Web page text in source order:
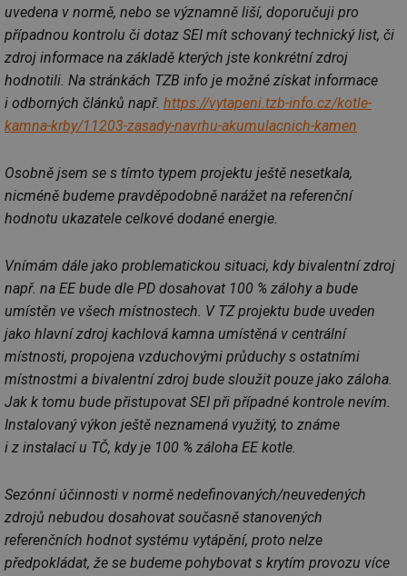
uvedena v normě, nebo se významně liší, doporučuji pro
případnou kontrolu či dotaz SEI mít schovaný technický list, či
zdroj informace na základě kterých jste konkrétní zdroj
hodnotili. Na stránkách TZB info je možné získat informace
i odborných článků např. https://vytapeni.tzb-info.cz/kotle-
kamna-krby/11203-zasady-navrhu-akumulacnich-kamen
Osobně jsem se s tímto typem projektu ještě nesetkala,
nicméně budeme pravděpodobně narážet na referenční
hodnotu ukazatele celkové dodané energie.
Vnímám dále jako problematickou situaci, kdy bivalentní zdroj
např. na EE bude dle PD dosahovat 100 % zálohy a bude
umístěn ve všech místnostech. V TZ projektu bude uveden
jako hlavní zdroj kachlová kamna umístěná v centrální
místnosti, propojena vzduchovými průduchy s ostatními
místnostmi a bivalentní zdroj bude sloužit pouze jako záloha.
Jak k tomu bude přistupovat SEI při případné kontrole nevím.
Instalovaný výkon ještě neznamená využitý, to známe
i z instalací u TČ, kdy je 100 % záloha EE kotle.
Sezónní účinnosti v normě nedefinovaných/neuvedených
zdrojů nebudou dosahovat současně stanovených
referenčních hodnot systému vytápění, proto nelze
předpokládat, že se budeme pohybovat s krytím provozu více